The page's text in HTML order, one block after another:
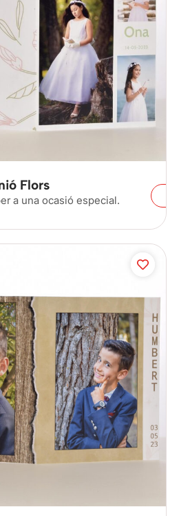
Flors
a una ocasió especial.